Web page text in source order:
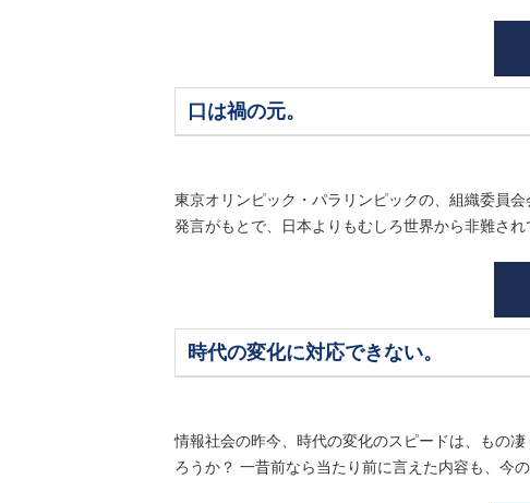
口は禍の元。
東京オリンピック・パラリンピックの、組織委員
発言がもとで、日本よりもむしろ世界から非難さ
時代の変化に対応できない。
情報社会の昨今、時代の変化のスピードは、もの
ろうか？ 一昔前なら当たり前に言えた内容も、今